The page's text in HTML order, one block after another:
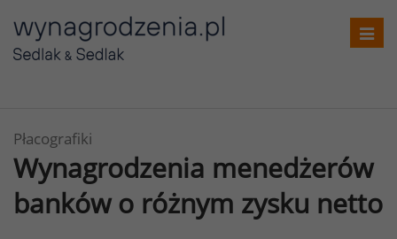
Płacografiki
Wynagrodzenia menedżerów
banków o różnym zysku netto